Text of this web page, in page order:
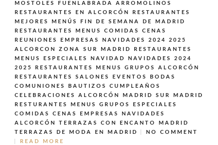
MOSTOLES FUENLABRADA ARROMOLINOS
RESTAURANTES EN ALCORCÓN
RESTAURANTES
MEJORES MENÚS FIN DE SEMANA DE MADRID
RESTAURANTES MENUS COMIDAS CENAS
REUNIONES EMPRESAS NAVIDADES 2024 2025
ALCORCON ZONA SUR MADRID
RESTAURANTES
MENUS ESPECIALES NAVIDAD NAVIDADES 2024
2025
RESTAURANTES MENUS GRUPOS ALCORCÓN
RESTAURANTES SALONES EVENTOS BODAS
COMUNIONES BAUTIZOS CUMPLEAÑOS
CELEBRACIONES ALCORCÓN MADRID SUR MADRID
RESTURANTES MENUS GRUPOS ESPECIALES
COMIDAS CENAS EMPRESAS NAVIDADES
ALCORCÓN
TERRAZAS CON ENCANTO MADRID
TERRAZAS DE MODA EN MADRID
NO COMMENT
READ MORE